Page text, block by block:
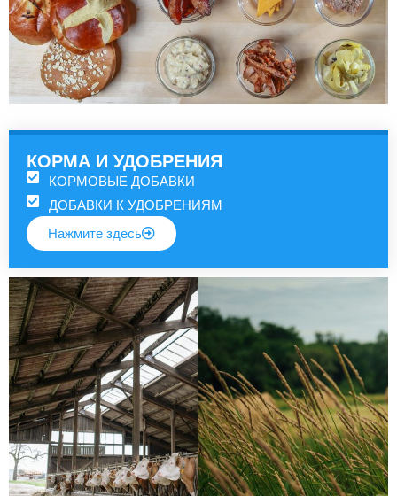
КОРМА И УДОБРЕНИЯ
КОРМОВЫЕ ДОБАВКИ
ДОБАВКИ К УДОБРЕНИЯМ
Нажмите здесь